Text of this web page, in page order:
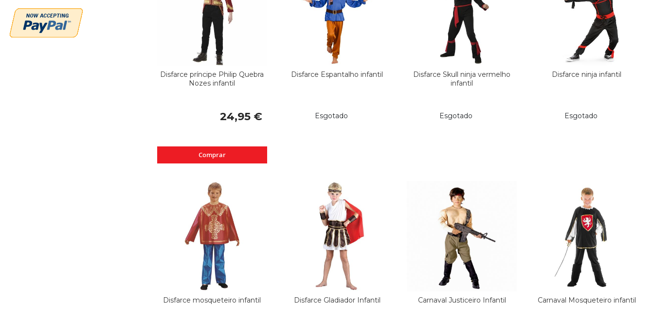
Disfarce príncipe Philip Quebra
Nozes infantil
24,95 €
Comprar
Disfarce Espantalho infantil
Esgotado
Disfarce Skull ninja vermelho
infantil
Esgotado
Disfarce ninja infantil
Esgotado
Disfarce mosqueteiro infantil Disfarce Gladiador Infantil Carnaval Justiceiro Infantil Carnaval Mosqueteiro infantil